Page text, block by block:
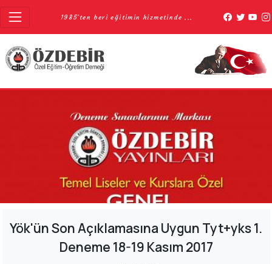
1985'ten beri eğitimin hizmetinde ...
Yök'ün Son Açıklamasına Uygun Tyt+yks 1.
Deneme 18-19 Kasım 2017